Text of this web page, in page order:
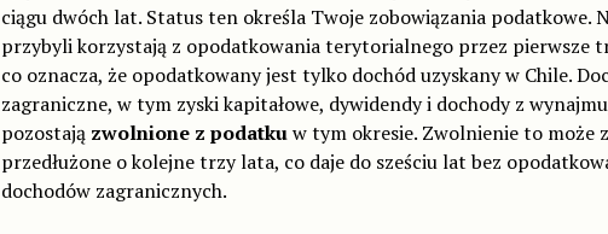
ciągu dwóch lat. Status ten określa Twoje zobowiązania podatkowe.
przybyli korzystają z opodatkowania terytorialnego przez pierwsze
co oznacza, że opodatkowany jest tylko dochód uzyskany w Chile.
zagraniczne, w tym zyski kapitałowe, dywidendy i dochody z
pozostają zwolnione z podatkuw tym okresie. Zwolnienie to może
przedłużone o kolejne trzy lata, co daje do sześciu lat bez
dochodów zagranicznych.